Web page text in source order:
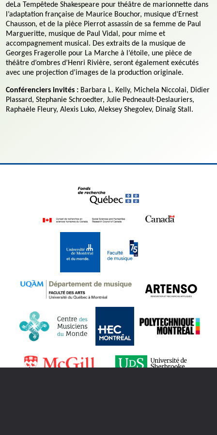
deLa Tempêtede Shakespeare pour théâtre de marionnette dans
l’adaptation française de Maurice Bouchor, musique d’Ernest
Chausson, et de la pièce Pierrot assassin de sa femme de Paul
Margueritte, musique de Paul Vidal, pour mime et
accompagnement musical. Des extraits de la musique de
Georges Fragerolle pour La Marche à l’étoile, une pièce de
théâtre d’ombres d’Henri Rivière, seront également exécutés
avec une projection d’images de la production originale.
Conférenciers invités : Barbara L. Kelly, Michela Niccolai, Didier
Plassard, Stephanie Schroedter, Julie Pedneault-Deslauriers,
Raphaèle Fleury, Alexis Luko, Aleksey Shegolev, Dinaïg Stall.